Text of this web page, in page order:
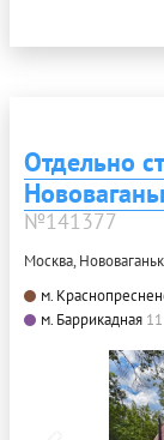
Отдельно
№141377
Москва,
м.
м. Баррикадная